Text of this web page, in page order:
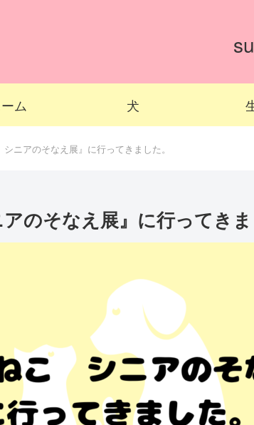
ム 犬
ニアのそなえ展』に行ってきました。
のそなえ展』に行ってきま